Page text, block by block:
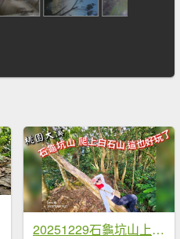
20251229石龜坑山上白石山下白石埤O走+阿姆坪